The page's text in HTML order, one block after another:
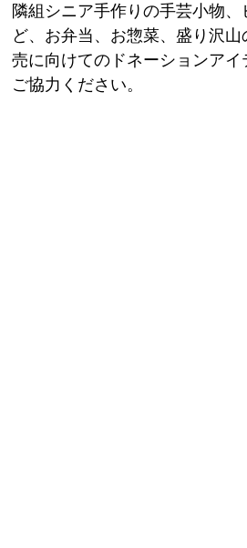
隣組シニア⼿作りの⼿芸⼩物
ど、お弁当、お惣菜、盛り沢
売に向けてのドネーションア
ご協⼒ください。